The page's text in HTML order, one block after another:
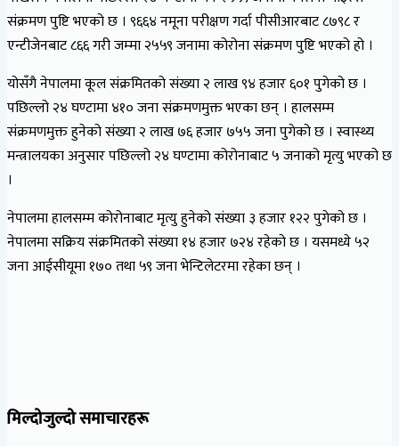
संक्रमण पुष्टि भएको छ । ९६६४ नमूना परीक्षण गर्दा पीसीआरबाट ८७९८ र
एन्टीजेनबाट ८६६ गरी जम्‍मा २५५९ जनामा कोरोना संक्रमण पुष्टि भएको हो ।
योसँगै नेपालमा कूल संक्रमितको संख्या २ लाख ९४ हजार ६०१ पुगेको छ ।
पछिल्लो २४ घण्टामा ४१० जना संक्रमणमुक्त भएका छन् । हालसम्म
संक्रमणमुक्त हुनेको संख्या २ लाख ७६ हजार ७५५ जना पुगेको छ । स्वास्थ्य
मन्त्रालयका अनुसार पछिल्लो २४ घण्टामा कोरोनाबाट ५ जनाको मृत्यु भएको छ
।
नेपालमा हालसम्म कोरोनाबाट मृत्यु हुनेको संख्या ३ हजार १२२ पुगेको छ ।
नेपालमा सक्रिय संक्रमितको संख्या १४ हजार ७२४ रहेको छ । यसमध्ये ५२
जना आईसीयूमा १७० तथा ५९ जना भेन्टिलेटरमा रहेका छन् ।
मिल्दोजुल्दो समाचारहरू